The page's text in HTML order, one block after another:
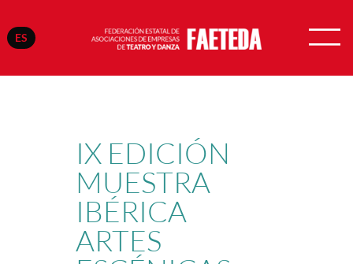
ES
Saltar
IX EDICIÓN
MUESTRA
IBÉRICA
ARTES